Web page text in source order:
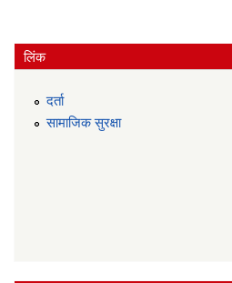
लिंक
दर्ता
सामाजिक सुरक्षा